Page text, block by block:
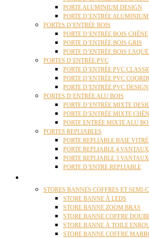
PORTE ALUMINIUM DESIGN
PORTE D’ENTRÉE
PORTES D’ENTRÉE BOIS
PORTE D’ENTRÉE BOIS CHÊNE
PORTE D’ENTRÉE BOIS GRIS
PORTE D’ENTRÉE BOIS
PORTES D’ENTRÉE PVC
PORTE D’ENTRÉE PVC
PORTE D’ENTRÉE PVC
PORTE D’ENTRÉE PVC DESIGN
PORTES D’ENTRÉE ALU BOIS
PORTE D’ENTRÉE MIXTE
PORTE D’ENTRÉE MIXTE
PORTE ENTRÉE MIXTE ALU
PORTES REPLIABLES
PORTE REPLIABLE BAIE VITRÉ
PORTE REPLIABLE 4 VANTAUX
PORTE REPLIABLE 3 VANTAUX
PORTE D’ENTRE REPLIABLE
STORES BANNES COFFRES ET SEMI-
STORE BANNE À LEDS
STORE BANNE ZOOM BRAS
STORE BANNE COFFRE
STORE BANNE À TOILE
STORE BANNE COFFRE